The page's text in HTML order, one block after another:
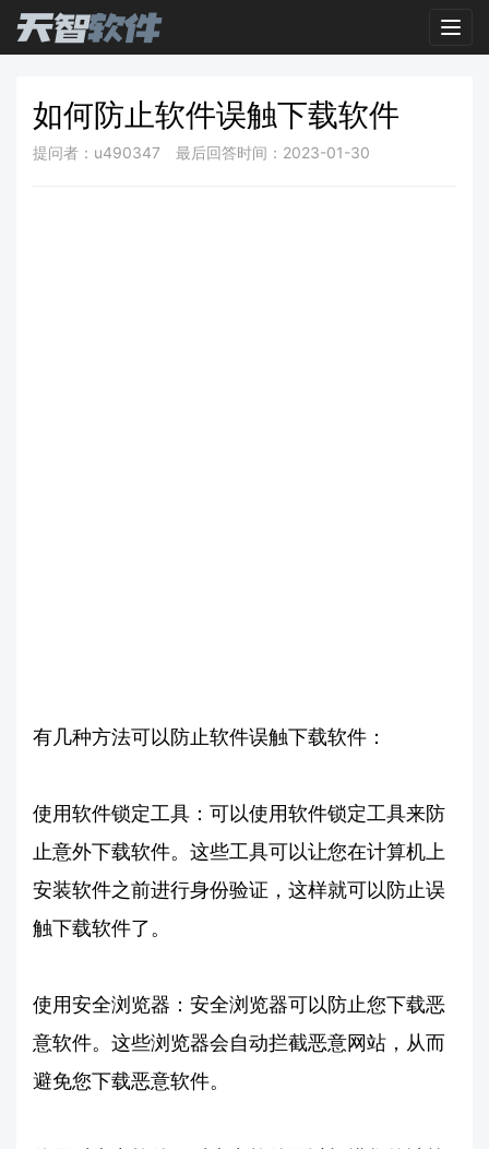
如何防止软件误触下载软件
提问者：u490347 最后回答时间：2023-01-30
有几种方法可以防止软件误触下载软件：
使用软件锁定工具：可以使用软件锁定工具来防
止意外下载软件。这些工具可以让您在计算机上
安装软件之前进行身份验证，这样就可以防止误
触下载软件了。
使用安全浏览器：安全浏览器可以防止您下载恶
意软件。这些浏览器会自动拦截恶意网站，从而
避免您下载恶意软件。